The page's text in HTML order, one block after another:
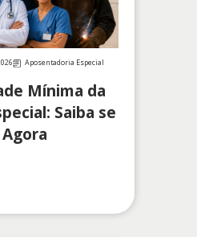
Aposentadoria Especial
Mínima da
Saiba se